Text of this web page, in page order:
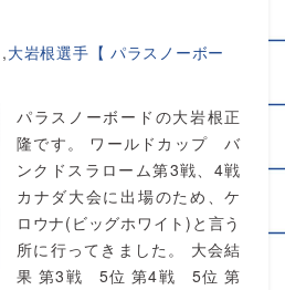
,大岩根選手【 パラスノーボー
パラスノーボードの大岩根正
隆です。 ワールドカップ バ
ンクドスラローム第3戦、4戦
カナダ大会に出場のため、ケ
ロウナ(ビッグホワイト)と言う
所に行ってきました。 大会結
果 第3戦 5位 第4戦 5位 第